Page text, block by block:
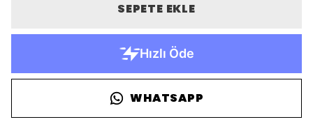
SEPETE EKLE
WHATSAPP